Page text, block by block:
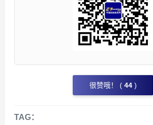
很赞哦！ ( 44 )
TAG：